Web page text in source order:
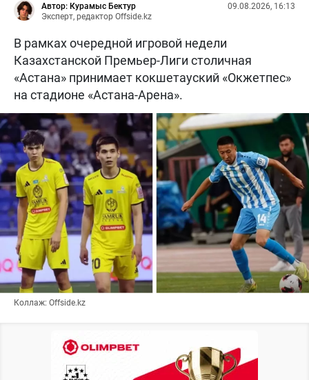
Автор: Курамыс Бектур
Эксперт, редактор Offside.kz
09.08.2026, 16:13
В рамках очередной игровой недели
Казахстанской Премьер-Лиги столичная
«Астана» принимает кокшетауский «Окжетпес»
на стадионе «Астана-Арена».
Коллаж: Offside.kz